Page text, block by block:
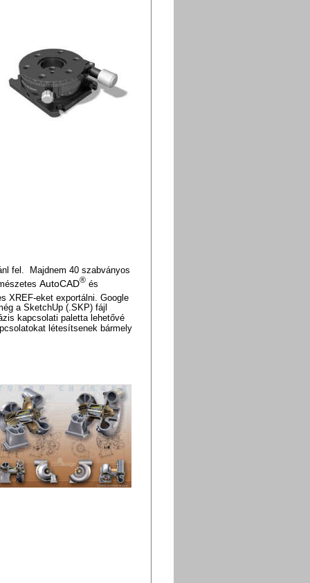
fel. Majdnem 40 szabványos
AutoCAD® és
XREF-eket exportálni. Google
a SketchUp (.SKP) fájl
kapcsolati paletta lehetővé
létesítsenek bármely